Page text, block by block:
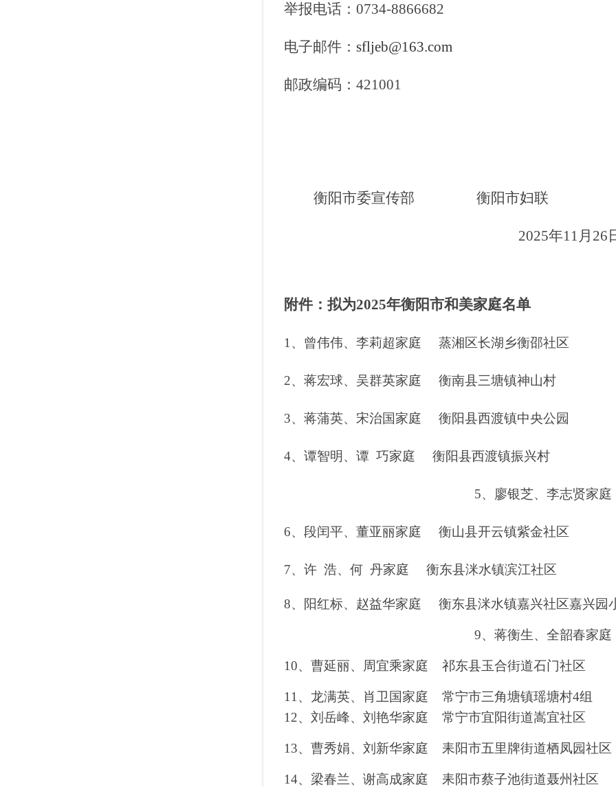
举报电话： 0734-8866682
电子邮件： sfljeb@163.com
邮政编码： 421001
衡阳市委宣传部 衡阳市妇联
2025年11月 26
附件：拟为2025年衡阳市和美家庭名单
1 、曾伟伟、李莉超家庭 蒸湘区长湖乡衡邵社区
2、蒋宏球、吴群英家庭 衡南县三塘镇神山村
3、蒋蒲英、宋治国家庭 衡阳县西渡镇中央公园
4、谭智明、谭 巧家庭 衡阳县西渡镇振兴村
5、廖银芝、李志贤家
6、段闰平、董亚丽家庭 衡山县开云镇紫金社区
7、许 浩、何 丹家庭 衡东县洣水镇滨江社区
8、阳红标、赵益华家庭 衡东县洣水镇嘉兴社区嘉兴园
9、蒋衡生、全韶春家
10、曹延丽、周宜乘家庭 祁东县玉合街道石门社区
11 、龙满英、肖卫国家庭 常宁市三角塘镇瑶塘村4组
12、刘岳峰、刘艳华家庭 常宁市宜阳街道嵩宜社区
13、 曹秀娟、刘新华家庭 耒阳市五里牌街道栖凤园社区
14、梁春兰、谢高成家庭 耒阳市蔡子池街道聂州社区